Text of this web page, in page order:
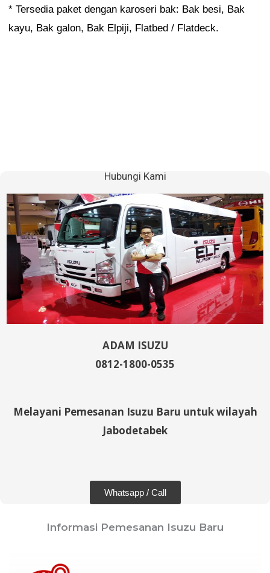
* Tersedia paket dengan karoseri bak: Bak besi, Bak
kayu, Bak galon, Bak Elpiji, Flatbed / Flatdeck.
Hubungi Kami
ADAM ISUZU
0812-1800-0535
Melayani Pemesanan Isuzu Baru untuk wilayah
Jabodetabek
Whatsapp / Call
Informasi Pemesanan Isuzu Baru